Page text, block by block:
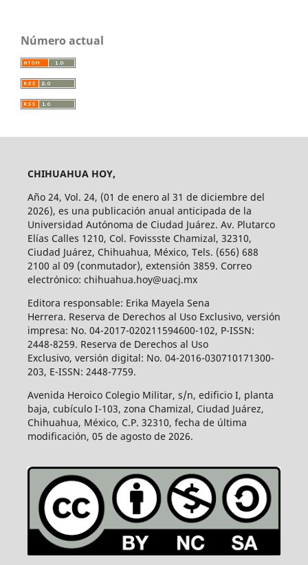
Número actual
CHIHUAHUA HOY,
Año 24, Vol. 24, (01 de enero al 31 de diciembre del
2026), es una publicación anual anticipada de la
Universidad Autónoma de Ciudad Juárez. Av. Plutarco
Elías Calles 1210, Col. Fovissste Chamizal, 32310,
Ciudad Juárez, Chihuahua, México, Tels. (656) 688
2100 al 09 (conmutador), extensión 3859. Correo
electrónico: chihuahua.hoy@uacj.mx
Editora responsable: Erika Mayela Sena
Herrera. Reserva de Derechos al Uso Exclusivo, versión
impresa: No. 04-2017-020211594600-102, P-ISSN:
2448-8259. Reserva de Derechos al Uso
Exclusivo, versión digital: No. 04-2016-030710171300-
203, E-ISSN: 2448-7759.
Avenida Heroico Colegio Militar, s/n, edificio I, planta
baja, cubículo I-103, zona Chamizal, Ciudad Juárez,
Chihuahua, México, C.P. 32310, fecha de última
modificación, 05 de agosto de 2026.